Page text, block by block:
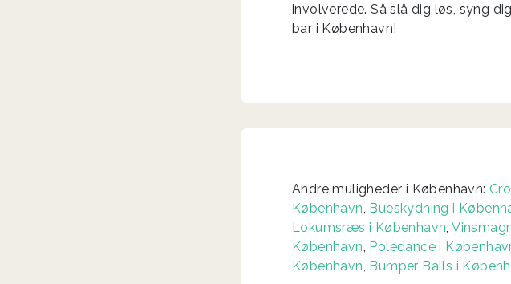
involverede. Så slå dig løs, syng
bar i København!
Andre muligheder i København:
København Bueskydning i
Lokumsræs i København ,
København Poledance i
København Bumper Balls i